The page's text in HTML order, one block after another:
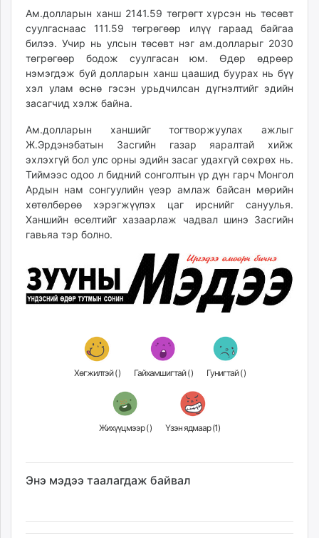
assa.mn
toim.mn
tac.mn
paparazzi.mn
unread.today
Ам.долларын ханш 2141.59 төгрөгт хүрсэн нь төсөвт
суулгаснаас 111.59 төгрөгөөр илүү гараад байгаа
билээ. Учир нь улсын төсөвт нэг ам.долларыг 2030
төгрөгөөр бодож суулгасан юм. Өдөр өдрөөр
нэмэгдэж буй долларын ханш цаашид буурах нь бүү
хэл улам өснө гэсэн урьдчилсан дүгнэлтийг эдийн
засагчид хэлж байна.
Ам.долларын ханшийг тогтворжуулах ажлыг
Ж.Эрдэнэбатын Засгийн газар яаралтай хийж
эхлэхгүй бол улс орны эдийн засаг удахгүй сөхрөх нь.
Тиймээс одоо л бидний сонголтын үр дүн гарч Монгол
Ардын нам сонгуулийн үеэр амлаж байсан мөрийн
хөтөлбөрөө хэрэгжүүлэх цаг ирснийг сануулья.
Ханшийн өсөлтийг хазаарлаж чадвал шинэ Засгийн
гавьяа тэр болно.
Хөгжилтэй () Гайхамшигтай () Гунигтай ()
Жихүүцмээр () Үзэн ядмаар (1)
Энэ мэдээ таалагдаж байвал